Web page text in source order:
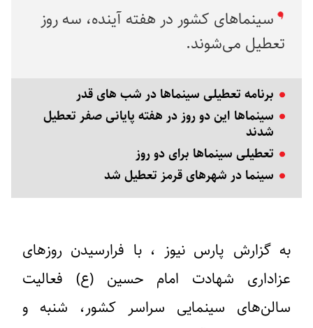
سینماهای کشور در هفته آینده، سه روز
تعطیل می‌شوند.
برنامه تعطیلی سینماها در شب‌ های قدر
سینماها این دو روز در هفته پایانی صفر تعطیل
شدند
تعطیلی سینما‌ها برای دو روز
سینما در شهر‌های قرمز تعطیل شد
به گزارش پارس نیوز ، با فرارسیدن روزهای
عزاداری شهادت امام حسین (ع) فعالیت
سالن‌های سینمایی سراسر کشور، شنبه و